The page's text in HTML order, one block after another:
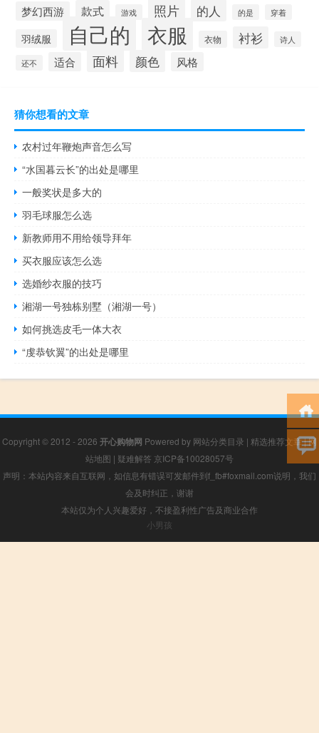
梦幻西游 款式 游戏 照片 的人 的是 穿着
羽绒服 自己的 衣服 衣物 衬衫 诗人
还不 适合 面料 颜色 风格
猜你想看的文章
农村过年鞭炮声音怎么写
“水国暮云长”的出处是哪里
一般奖状是多大的
羽毛球服怎么选
新教师用不用给领导拜年
买衣服应该怎么选
选婚纱衣服的技巧
湘湖一号独栋别墅（湘湖一号）
如何挑选皮毛一体大衣
“虔恭钦翼”的出处是哪里
Copyright © 2012 - 2026 开心购物网 Powered by 网站分类目录 | 精选推荐文章|网
站地图 | 疑难解答 京ICP备10028057号
声明：本站内容来自互联网，如信息有错误可发邮件到f_fb#foxmail.com说明，我们
会及时纠正，谢谢
本站仅为个人兴趣爱好，不接盈利性广告及商业合作
小男孩